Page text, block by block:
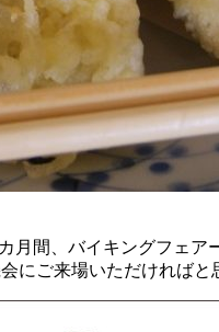
月間、バイキングフェ
にご来場いただければと